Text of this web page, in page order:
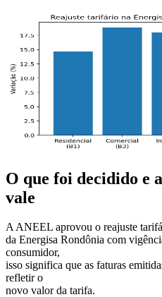
O que foi decidido e
vale
A ANEEL aprovou o reajuste
da Energisa Rondônia com
consumidor,
isso significa que as faturas
refletir o
novo valor da tarifa.